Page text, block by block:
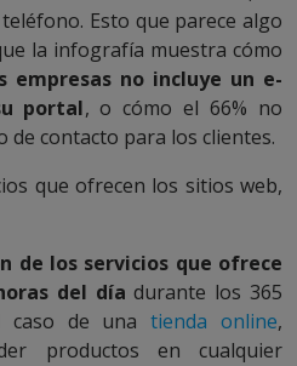
Esto que parece algo
la infografía muestra cómo
empresas no incluye un e-
portal, o cómo el 66% no
contacto para los clientes.
que ofrecen los sitios web,
de los servicios que ofrece
del día durante los 365
caso de unatienda online,
productos en cualquier